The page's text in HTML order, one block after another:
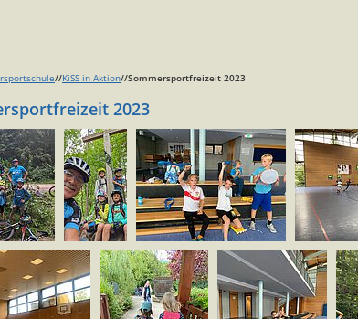
//KiSS in Aktion//Sommersportfreizeit 2023
2023